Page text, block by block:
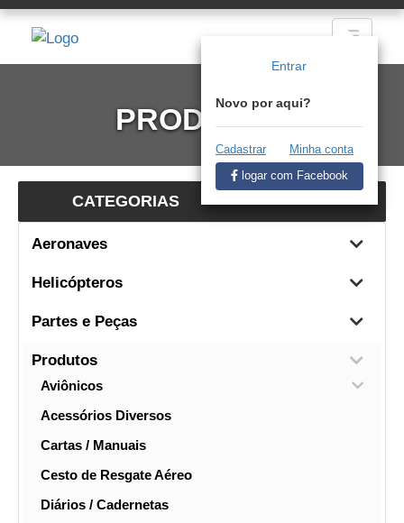
Entrar
Novo por aqui?
Cadastrar
Minha conta
logar com Facebook
PRODUTOS
CATEGORIAS
Aeronaves
Helicópteros
Partes e Peças
Produtos
Aviônicos
Acessórios Diversos
Cartas / Manuais
Cesto de Resgate Aéreo
Diários / Cadernetas